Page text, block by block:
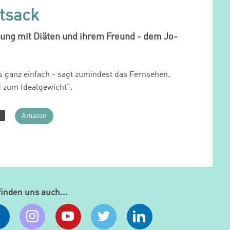
mit Diäten und ihrem Freund - dem Jo-
ganz einfach - sagt zumindest das Fernsehen.
zum Idealgewicht".
Amazon
uns auch...